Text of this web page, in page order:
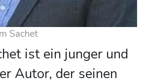
Sachet
ist ein junger und
Autor, der seinen